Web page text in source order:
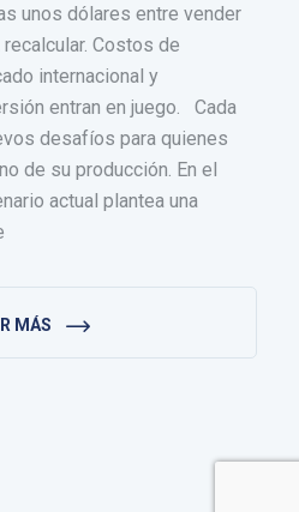
unos dólares entre vender
Costos de
internacional y
entran en juego. Cada
desafíos para quienes
de su producción. En el
actual plantea una
MÁS